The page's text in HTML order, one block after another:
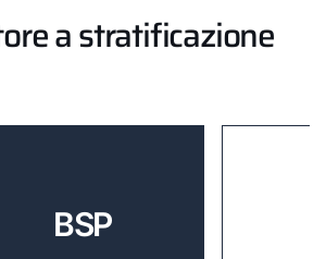
a stratificazione
BSP